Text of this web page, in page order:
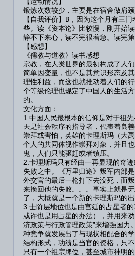
锻炼次数较少，主要是在宿舍做肩
【自我评价】B，因为这个月有三
些。读《资本论》比较慢，刚开始
静不下来心，读不完很着急。读完
【感想】
《儒教与道教》读书感想
宗教，在人类世界的最初构成了人
简单因变量，也不是其意识形态及
理性利益，而这也就推动着人们的
个等级伦理也规定了中国人的生活
的。
文化方面：
1.中国人民最根本的信仰是对于祖
天是社会秩序的指导者，代表着良
崇拜或害怕，英雄的卡理斯玛（大
个人的共同体视作崇拜对象，并且
鬼，人们只能驱赶或者镇压。
2.卡理斯玛只有经由一再显现的奇
失败之中。《万里归途》叛军内部
外交官的最后一枪打下去没死，而
来挽回他的失败。。。事实上就是
了，大概就是一个新的卡理斯玛的
3.士阶层地位也是由宫廷的占星者
或许也是用占星的办法），并用来
济政策与行政管理政策”来增强国力
种竞争就发展出了与现状相配合的
结构形式，功绩是当官的资格，只
只有一个祖宗牌位，甚至城市神明